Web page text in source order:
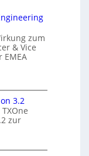
zum
& Vice
EMEA
3.2
zur